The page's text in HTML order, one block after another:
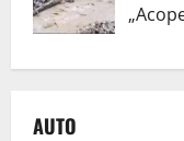
AUTO